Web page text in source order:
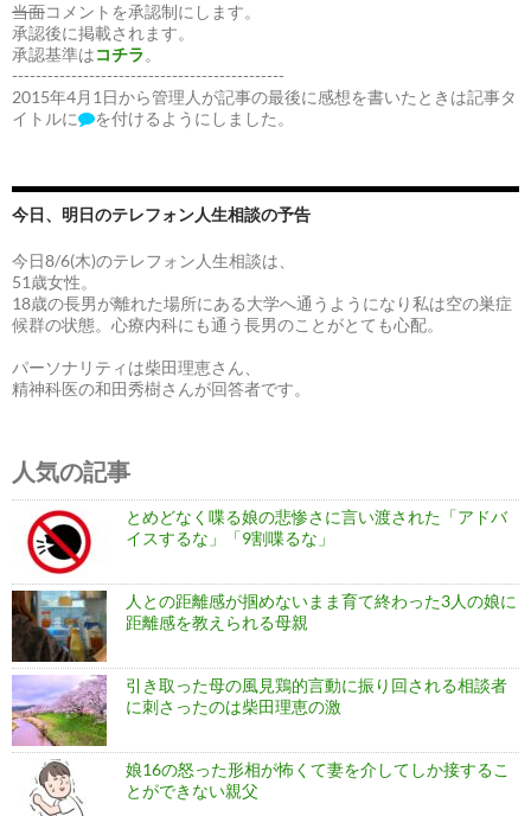
当面コメントを承認制にします。
承認後に掲載されます。
承認基準はコチラ 。
----------------------------------------------
2015年4月1日から管理人が記事の最後に感想を書いたときは記事タ
イトルに
を付けるようにしました。
今日、明日のテレフォン人生相談の予告
今日8/6(木)のテレフォン人生相談は、
51歳女性。
18歳の長男が離れた場所にある大学へ通うようになり私は空の巣症
候群の状態。心療内科にも通う長男のことがとても心配。
パーソナリティは柴田理恵さん、
精神科医の和田秀樹さんが回答者です。
人気の記事
とめどなく喋る娘の悲惨さに言い渡された「アドバ
イスするな」「9割喋るな」
人との距離感が掴めないまま育て終わった3人の娘に
距離感を教えられる母親
引き取った母の風見鶏的言動に振り回される相談者
に刺さったのは柴田理恵の激
娘16の怒った形相が怖くて妻を介してしか接するこ
とができない親父